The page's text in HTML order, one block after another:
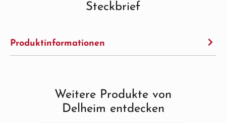
Steckbrief
Produktinformationen
Produktgalerie überspringen
Weitere Produkte von
Delheim entdecken